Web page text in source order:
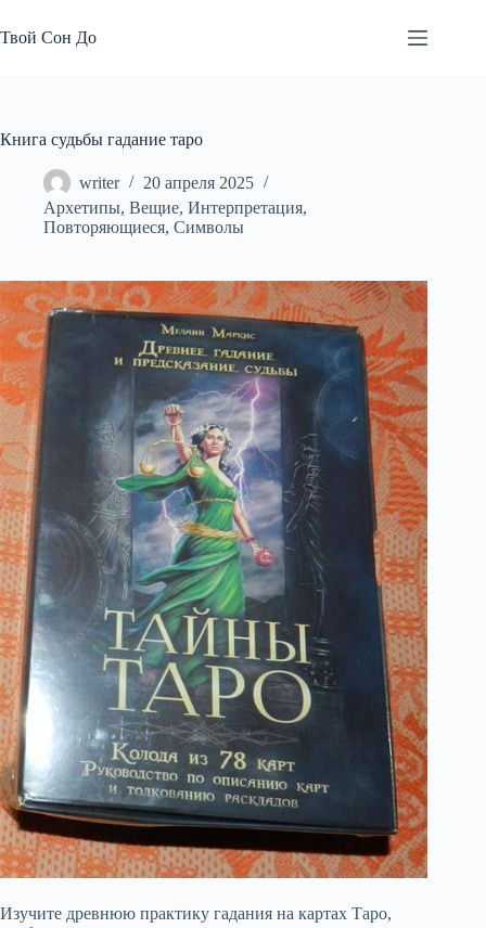
к
сути
Твой Сон До
Книга судьбы гадание таро
writer
20 апреля 2025
Архетипы, Вещие, Интерпретация,
Повторяющиеся, Символы
Изучите древнюю практику гадания на картах Таро,